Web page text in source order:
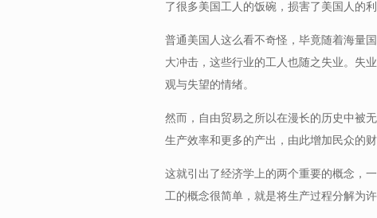
了很多美国工人的饭碗，损害了美国人的
普通美国人这么看不奇怪，毕竟随着海量
大冲击，这些行业的工人也随之失业。失
观与失望的情绪。
然而，自由贸易之所以在漫长的历史中被
生产效率和更多的产出，由此增加民众的
这就引出了经济学上的两个重要的概念，
工的概念很简单，就是将生产过程分解为